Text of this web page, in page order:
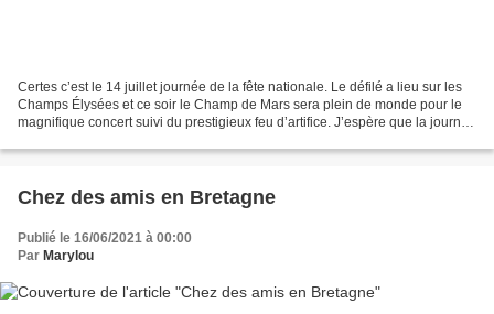
Certes c’est le 14 juillet journée de la fête nationale. Le défilé a lieu sur les
Champs Élysées et ce soir le Champ de Mars sera plein de monde pour le
magnifique concert suivi du prestigieux feu d’artifice. J’espère que la journée
Chez des amis en Bretagne
Publié le 16/06/2021 à 00:00
Par Marylou